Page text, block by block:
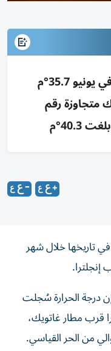
بريطانيا تسجل أعلى حرارة في يونيو 35.7°م
متجاوزة رقم
تاريخها خلال شهر
إن درجة الحرارة سُجلت
قرب مطار غاتويك،
من الحر القياسي.